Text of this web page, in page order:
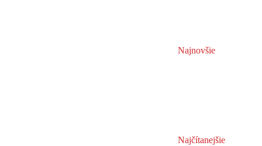
Najnovšie
Najčítanejšie